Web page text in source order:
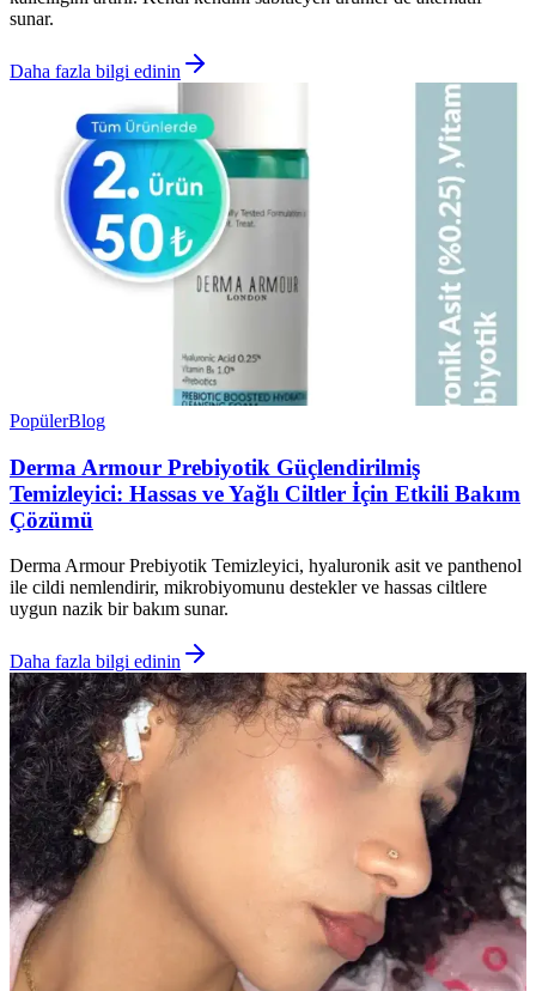
sunar.
Daha fazla bilgi edinin
PopülerBlog
Derma Armour Prebiyotik Güçlendirilmiş
Temizleyici: Hassas ve Yağlı Ciltler İçin Etkili Bakım
Çözümü
Derma Armour Prebiyotik Temizleyici, hyaluronik asit ve panthenol
ile cildi nemlendirir, mikrobiyomunu destekler ve hassas ciltlere
uygun nazik bir bakım sunar.
Daha fazla bilgi edinin